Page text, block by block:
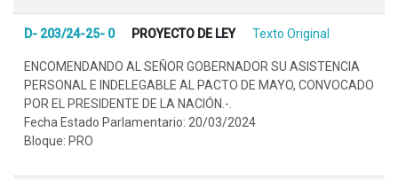
D- 203/24-25- 0 PROYECTO DE LEY Texto Original
ENCOMENDANDO AL SEÑOR GOBERNADOR SU ASISTENCIA
PERSONAL E INDELEGABLE AL PACTO DE MAYO, CONVOCADO
POR EL PRESIDENTE DE LA NACIÓN.-.
Fecha Estado Parlamentario: 20/03/2024
Bloque: PRO